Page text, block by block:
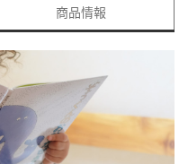
商品情報